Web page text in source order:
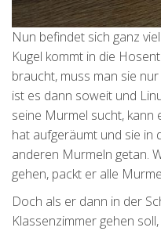
Nun befindet sich ganz
Kugel kommt in die
braucht, muss man sie
ist es dann soweit und
seine Murmel sucht, kann
hat aufgeräumt und sie in
anderen Murmeln getan.
gehen, packt er alle
Doch als er dann in der
Klassenzimmer gehen